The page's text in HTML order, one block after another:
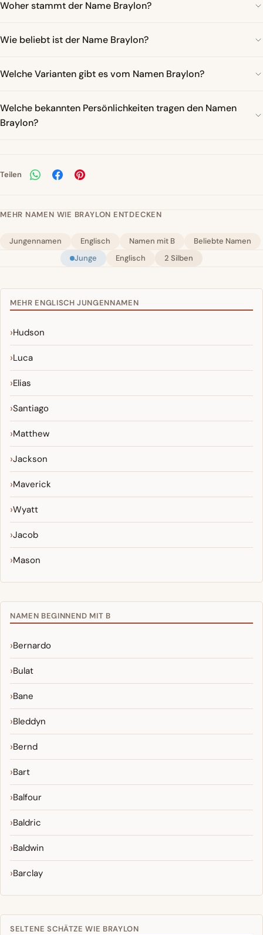
Woher stammt der Name Braylon?
Wie beliebt ist der Name Braylon?
Welche Varianten gibt es vom Namen Braylon?
Welche bekannten Persönlichkeiten tragen den Namen
Braylon?
Teilen
MEHR NAMEN WIE BRAYLON ENTDECKEN
Jungennamen Englisch Namen mit B
Beliebte Namen
Junge
Englisch 2 Silben
MEHR ENGLISCH JUNGENNAMEN
Hudson
Luca
Elias
Santiago
Matthew
Jackson
Maverick
Wyatt
Jacob
Mason
NAMEN BEGINNEND MIT B
Bernardo
Bulat
Bane
Bleddyn
Bernd
Bart
Balfour
Baldric
Baldwin
Barclay
SELTENE SCHÄTZE WIE BRAYLON